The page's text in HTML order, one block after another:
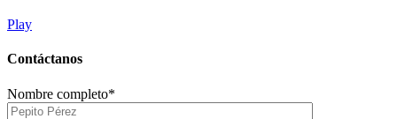
Play
Contáctanos
Nombre completo*